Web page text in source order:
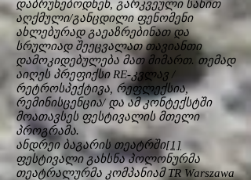
დაბრუნებოდნენ, გარკვეული სახით
აღქმული/განცდილი ფენომენი
ახლებურად გაეაზრებინათ და
სრულიად შეეცვალათ თავიანთი
დამოკიდებულება მათ მიმართ. თემად
აიღეს პრეფიქსი RE-კვლავ /
რეტროსპექტივა, რეფლექსია,
რემინისცენცია/ და ამ კონტექსტში
მოათავსეს ფესტივალის მთელი
პროგრამა.
ანდრეი ბაგარის თეატრში[1]
ფესტივალი გახსნა პოლონურმა
თეატრალურმა კომპანიამ TR Warszawa